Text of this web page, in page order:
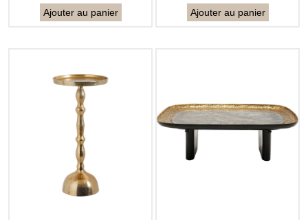
Ajouter au panier Ajouter au panier